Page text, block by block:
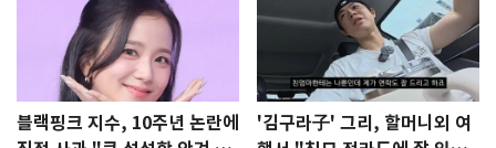
블랙핑크 지수, 10주년 논란에
'김구라子' 그리, 할머니외 여